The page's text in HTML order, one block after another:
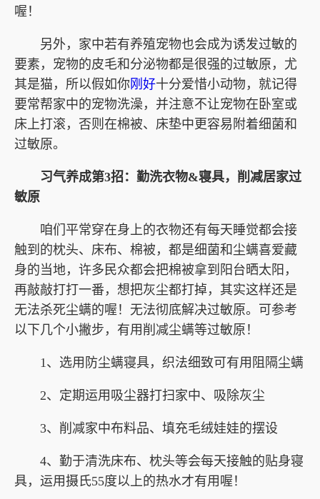
喔！
另外，家中若有养殖宠物也会成为诱发过敏的
要素，宠物的皮毛和分泌物都是很强的过敏原，尤
其是猫，所以假如你刚好十分爱惜小动物，就记得
要常帮家中的宠物洗澡，并注意不让宠物在卧室或
床上打滚，否则在棉被、床垫中更容易附着细菌和
过敏原。
习气养成第3招：勤洗衣物&寝具，削减居家过
敏原
咱们平常穿在身上的衣物还有每天睡觉都会接
触到的枕头、床布、棉被，都是细菌和尘螨喜爱藏
身的当地，许多民众都会把棉被拿到阳台晒太阳，
再敲敲打打一番，想把灰尘都打掉，其实这样还是
无法杀死尘螨的喔！无法彻底解决过敏原。可参考
以下几个小撇步，有用削减尘螨等过敏原！
1、选用防尘螨寝具，织法细致可有用阻隔尘螨
2、定期运用吸尘器打扫家中、吸除灰尘
3、削减家中布料品、填充毛绒娃娃的摆设
4、勤于清洗床布、枕头等会每天接触的贴身寝
具，运用摄氏55度以上的热水才有用喔！